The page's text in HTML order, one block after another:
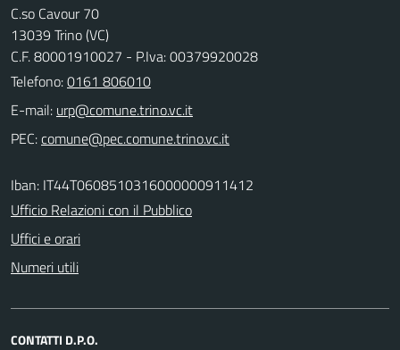
C.so Cavour 70
13039 Trino (VC)
C.F. 80001910027 - P.Iva: 00379920028
Telefono:0161 806010
E-mail:
PEC:
Iban: IT44T0608510316000000911412
Ufficio Relazioni con il Pubblico
Uffici e orari
Numeri utili
CONTATTI D.P.O.